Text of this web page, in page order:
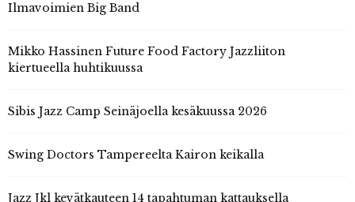
Ilmavoimien Big Band
Mikko Hassinen Future Food Factory Jazzliiton
kiertueella huhtikuussa
Sibis Jazz Camp Seinäjoella kesäkuussa 2026
Swing Doctors Tampereelta Kairon keikalla
Jazz Jkl kevätkauteen 14 tapahtuman kattauksella